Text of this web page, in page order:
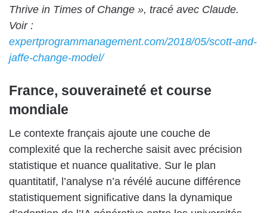
Thrive in Times of Change », tracé avec Claude.
Voir :
expertprogrammanagement.com/2018/05/scott-and-
jaffe-change-model/
France, souveraineté et course
mondiale
Le contexte français ajoute une couche de
complexité que la recherche saisit avec précision
statistique et nuance qualitative. Sur le plan
quantitatif, l’analyse n’a révélé aucune différence
statistiquement significative dans la dynamique